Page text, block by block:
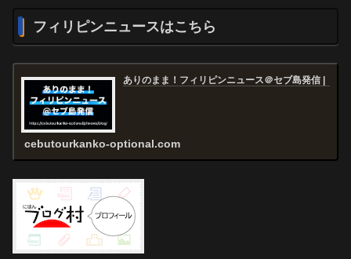
フィリピンニュースはこちら
ありのまま！フィリピンニュース＠セブ島発信 |
cebutourkanko-optional.com